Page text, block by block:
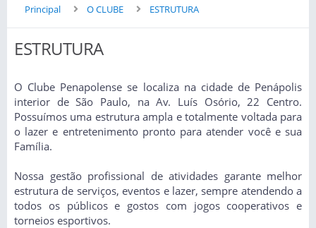
Principal O CLUBE ESTRUTURA
ESTRUTURA
O Clube Penapolense se localiza na cidade de Penápolis
interior de São Paulo, na Av. Luís Osório, 22 Centro.
Possuímos uma estrutura ampla e totalmente voltada para
o lazer e entretenimento pronto para atender você e sua
Família.
Nossa gestão profissional de atividades garante melhor
estrutura de serviços, eventos e lazer, sempre atendendo a
todos os públicos e gostos com jogos cooperativos e
torneios esportivos.